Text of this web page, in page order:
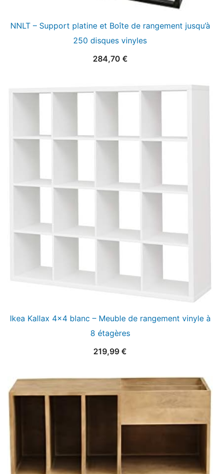
NNLT – Support platine et Boîte de rangement jusqu’à
250 disques vinyles
284,70 €
Ikea Kallax 4×4 blanc – Meuble de rangement vinyle à
8 étagères
219,99 €